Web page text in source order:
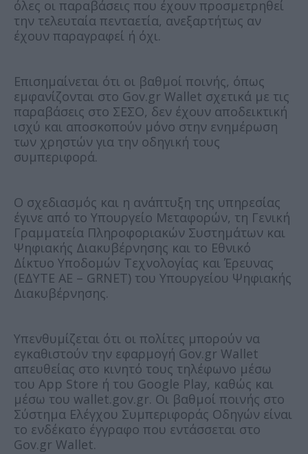
όλες οι παραβάσεις που έχουν προσμετρηθεί
την τελευταία πενταετία, ανεξαρτήτως αν
έχουν παραγραφεί ή όχι.
Επισημαίνεται ότι οι βαθμοί ποινής, όπως
εμφανίζονται στο Gov.gr Wallet σχετικά με τις
παραβάσεις στο ΣΕΣΟ, δεν έχουν αποδεικτική
ισχύ και αποσκοπούν μόνο στην ενημέρωση
των χρηστών για την οδηγική τους
συμπεριφορά.
Ο σχεδιασμός και η ανάπτυξη της υπηρεσίας
έγινε από το Υπουργείο Μεταφορών, τη Γενική
Γραμματεία Πληροφοριακών Συστημάτων και
Ψηφιακής Διακυβέρνησης και το Εθνικό
Δίκτυο Υποδομών Τεχνολογίας και Έρευνας
(ΕΔΥΤΕ ΑΕ – GRNET) του Υπουργείου Ψηφιακής
Διακυβέρνησης.
Υπενθυμίζεται ότι οι πολίτες μπορούν να
εγκαθιστούν την εφαρμογή Gov.gr Wallet
απευθείας στο κινητό τους τηλέφωνο μέσω
του App Store ή του Google Play, καθώς και
μέσω του wallet.gov.gr. Οι βαθμοί ποινής στο
Σύστημα Ελέγχου Συμπεριφοράς Οδηγών είναι
το ενδέκατο έγγραφο που εντάσσεται στο
Gov.gr Wallet.